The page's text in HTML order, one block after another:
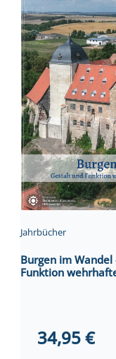
Jahrbücher
Burgen im
Funktion
34,95€